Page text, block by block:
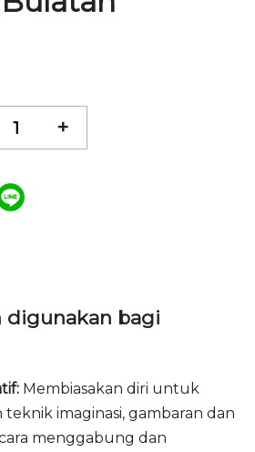
+
digunakan bagi
Membiasakan diri untuk
imaginasi, gambaran dan
menggabung dan